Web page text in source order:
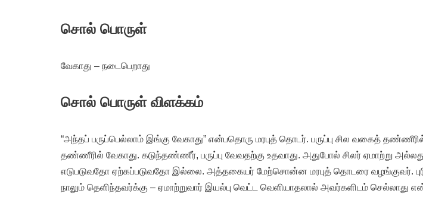
சொல் பொருள்
வேகாது – நடைபெறாது
சொல் பொருள் விளக்கம்
“அந்தப் பருப்பெல்லாம் இங்கு வேகாது” என்பதொரு மரபுத் தொடர். பருப்பு சில வகைத்
தண்ணீரில் வேகாது. கடுந்தண்ணீர், பருப்பு வேவதற்கு உதவாது. அதுபோல் சிலர் ஏமாற்று அல்லது
எடுபடுவதோ ஏற்கப்படுவதோ இல்லை. அத்தகையர் மேற்சொன்ன மரபுத் தொடரை வழங்குவர்.
நாலும் தெளிந்தவர்க்கு – ஏமாற்றுவார் இயல்பு வெட்ட வெளியாதலால் அவர்களிடம் செல்லாது